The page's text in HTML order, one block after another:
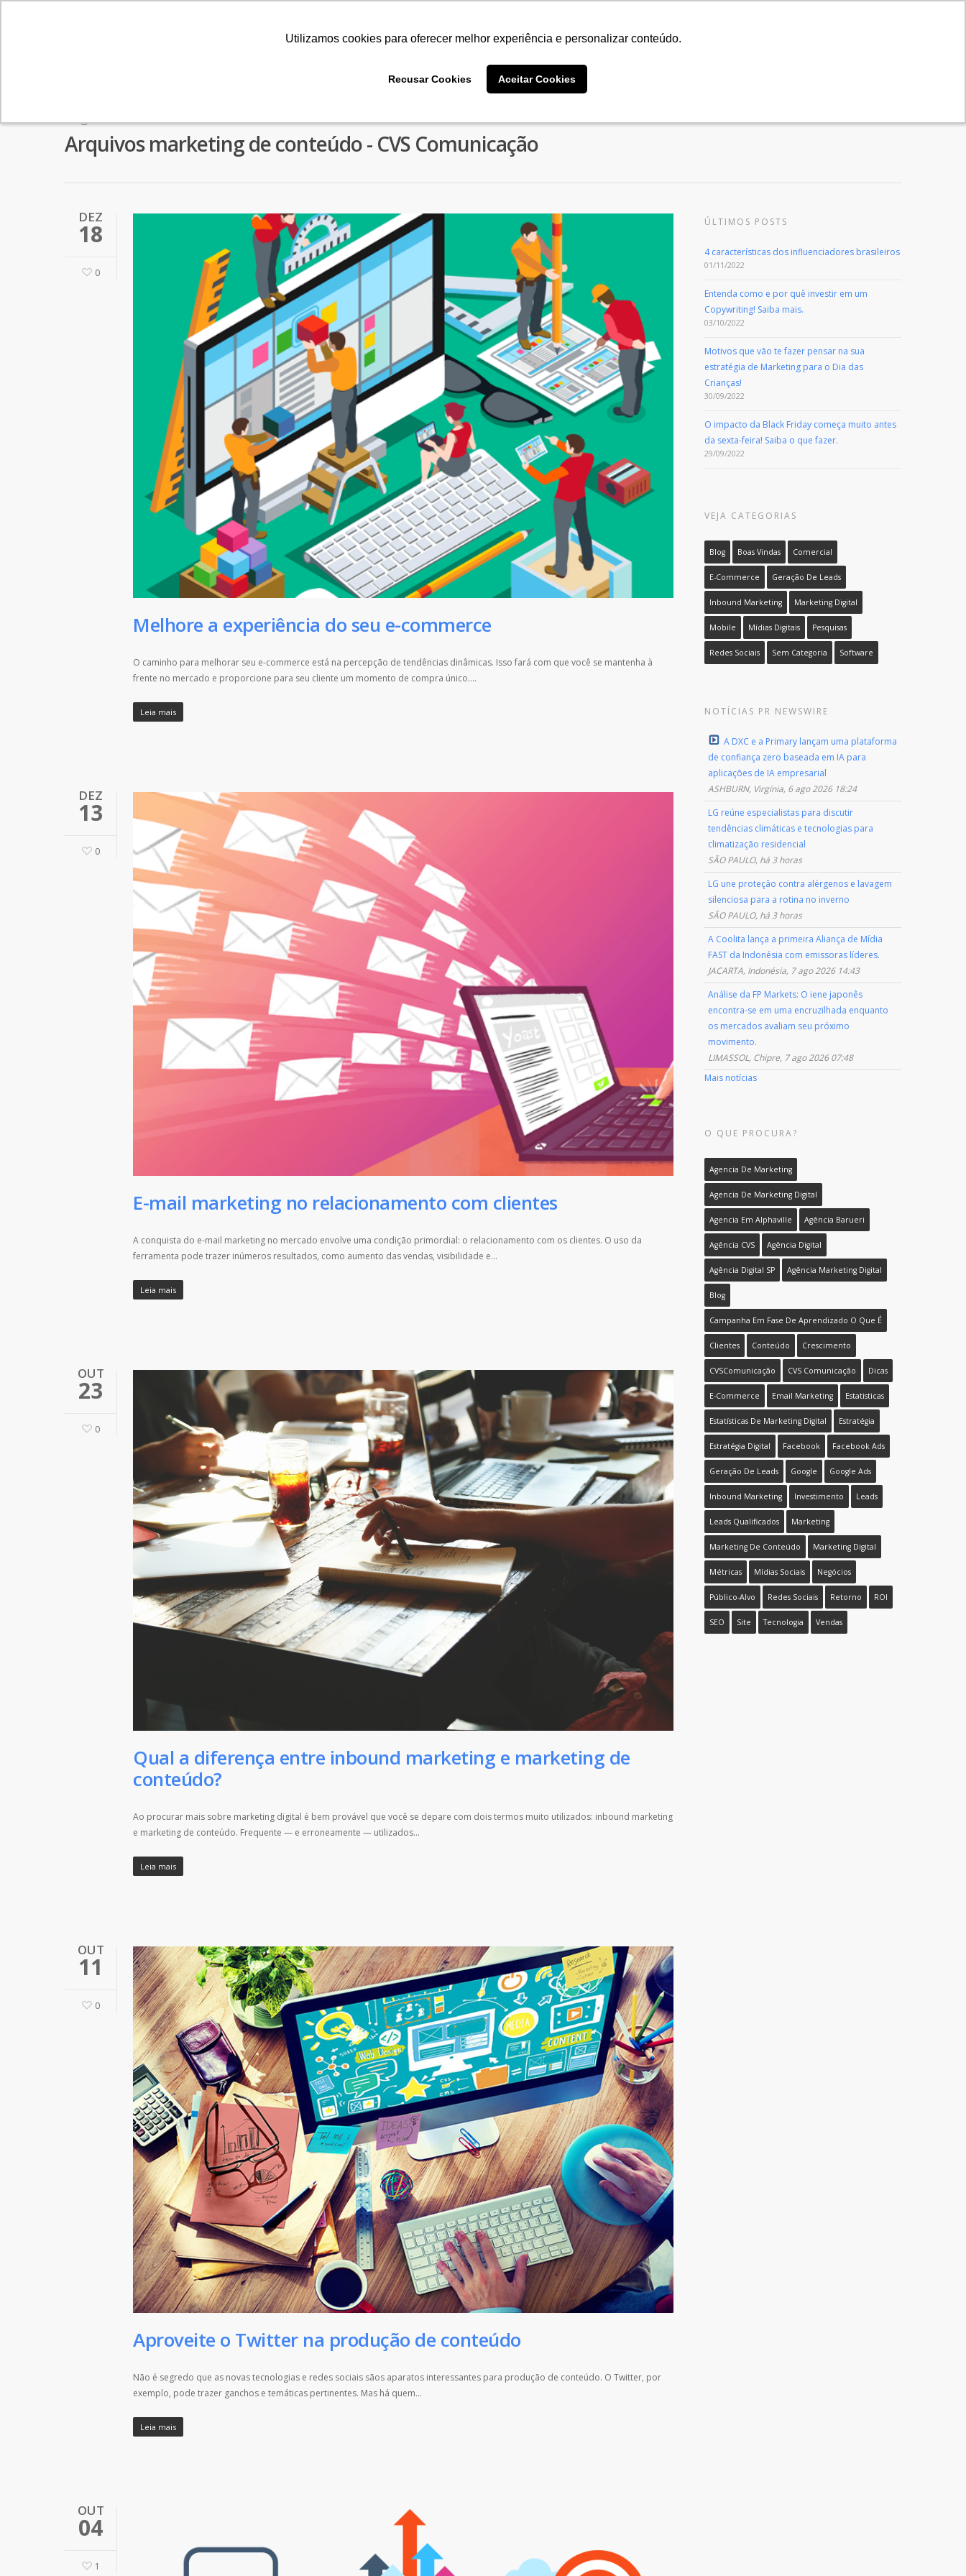
Utilizamos cookies para oferecer melhor experiência e personalizar conteúdo.
Recusar Cookies Aceitar Cookies
Utilizamos cookies para oferecer melhor experiência e personalizar conteúdo.
Recusar Cookies Aceitar Cookies
Arquivos marketing de conteúdo - CVS Comunicação
DEZ
18
0
Melhore a experiência do seu e-commerce
O caminho para melhorar seu e-commerce está na percepção de tendências dinâmicas. Isso fará com que você se mantenha à
frente no mercado e proporcione para seu cliente um momento de compra único….
Leia mais
DEZ
13
0
E-mail marketing no relacionamento com clientes
A conquista do e-mail marketing no mercado envolve uma condição primordial: o relacionamento com os clientes. O uso da
ferramenta pode trazer inúmeros resultados, como aumento das vendas, visibilidade e…
Leia mais
OUT
23
0
Qual a diferença entre inbound marketing e marketing de
conteúdo?
Ao procurar mais sobre marketing digital é bem provável que você se depare com dois termos muito utilizados: inbound marketing
e marketing de conteúdo. Frequente — e erroneamente — utilizados…
Leia mais
OUT
11
0
Aproveite o Twitter na produção de conteúdo
Não é segredo que as novas tecnologias e redes sociais sãos aparatos interessantes para produção de conteúdo. O Twitter, por
exemplo, pode trazer ganchos e temáticas pertinentes. Mas há quem…
Leia mais
OUT
04
1
ÚLTIMOS POSTS
4 características dos influenciadores brasileiros
01/11/2022
Entenda como e por quê investir em um
Copywriting! Saiba mais.
03/10/2022
Motivos que vão te fazer pensar na sua
estratégia de Marketing para o Dia das
Crianças!
30/09/2022
O impacto da Black Friday começa muito antes
da sexta-feira! Saiba o que fazer.
29/09/2022
VEJA CATEGORIAS
Blog Boas Vindas Comercial
E-Commerce Geração De Leads
Inbound Marketing Marketing Digital
Mobile Mídias Digitais Pesquisas
Redes Sociais Sem Categoria Software
NOTÍCIAS PR NEWSWIRE
A DXC e a Primary lançam uma plataforma
de confiança zero baseada em IA para
aplicações de IA empresarial
ASHBURN, Virgínia, 6 ago 2026 18:24
LG reúne especialistas para discutir
tendências climáticas e tecnologias para
climatização residencial
SÃO PAULO, há 3 horas
LG une proteção contra alérgenos e lavagem
silenciosa para a rotina no inverno
SÃO PAULO, há 3 horas
A Coolita lança a primeira Aliança de Mídia
FAST da Indonésia com emissoras líderes.
JACARTA, Indonésia, 7 ago 2026 14:43
Análise da FP Markets: O iene japonês
encontra-se em uma encruzilhada enquanto
os mercados avaliam seu próximo
movimento.
LIMASSOL, Chipre, 7 ago 2026 07:48
Mais notícias
O QUE PROCURA?
Agencia De Marketing
Agencia De Marketing Digital
Agencia Em Alphaville Agência Barueri
Agência CVS Agência Digital
Agência Digital SP Agência Marketing Digital
Blog
Campanha Em Fase De Aprendizado O Que É
Clientes Conteúdo Crescimento
CVSComunicação CVS Comunicação Dicas
E-Commerce Email Marketing Estatisticas
Estatísticas De Marketing Digital Estratégia
Estratégia Digital Facebook Facebook Ads
Geração De Leads Google Google Ads
Inbound Marketing Investimento Leads
Leads Qualificados Marketing
Marketing De Conteúdo Marketing Digital
Métricas Mídias Sociais Negócios
Público-Alvo Redes Sociais Retorno ROI
SEO Site Tecnologia Vendas